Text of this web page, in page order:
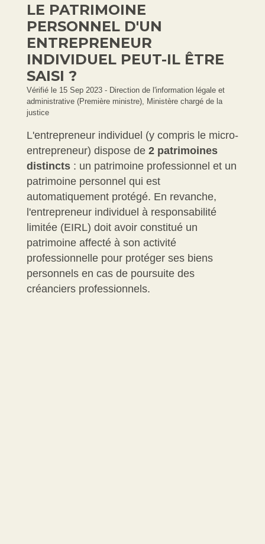
LE PATRIMOINE
PERSONNEL D'UN
ENTREPRENEUR
INDIVIDUEL PEUT-IL ÊTRE
SAISI ?
Vérifié le 15 Sep 2023 - Direction de l'information légale et
administrative (Première ministre), Ministère chargé de la
justice
L'entrepreneur individuel (y compris le micro-
entrepreneur) dispose de 2 patrimoines
distincts : un patrimoine professionnel et un
patrimoine personnel qui est
automatiquement protégé. En revanche,
l'entrepreneur individuel à responsabilité
limitée (EIRL) doit avoir constitué un
patrimoine affecté à son activité
professionnelle pour protéger ses biens
personnels en cas de poursuite des
créanciers professionnels.